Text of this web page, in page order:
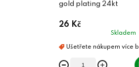
gold plating 24kt
26 Kč
Skladem